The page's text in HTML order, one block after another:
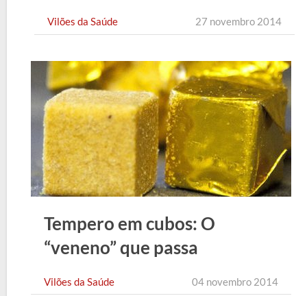
Vilões da Saúde 27 novembro 2014
Tempero em cubos: O
“veneno” que passa
Vilões da Saúde 04 novembro 2014